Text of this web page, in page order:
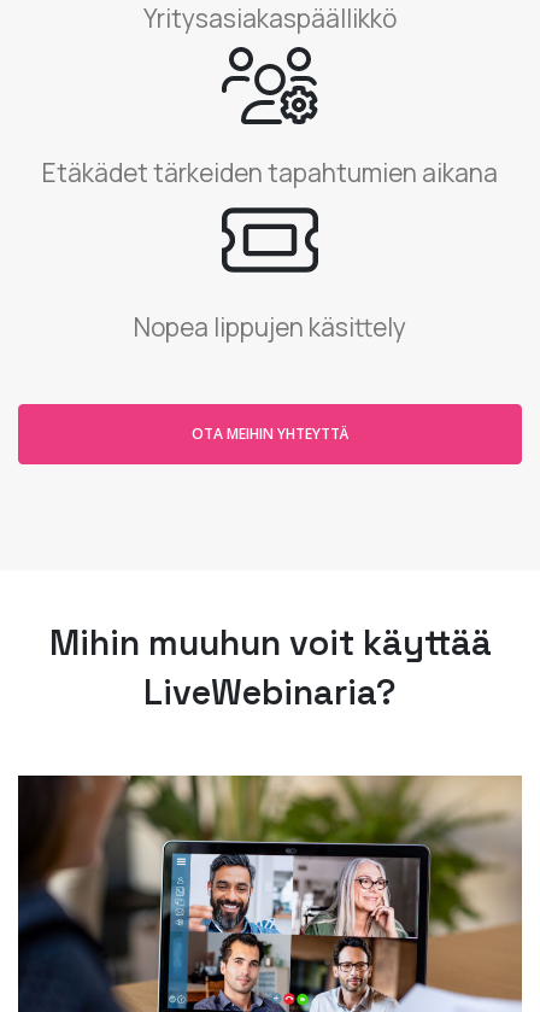
Yritysasiakaspäällikkö
Etäkädet tärkeiden tapahtumien aikana
Nopea lippujen käsittely
OTA MEIHIN YHTEYTTÄ
Mihin muuhun voit käyttää
LiveWebinaria?